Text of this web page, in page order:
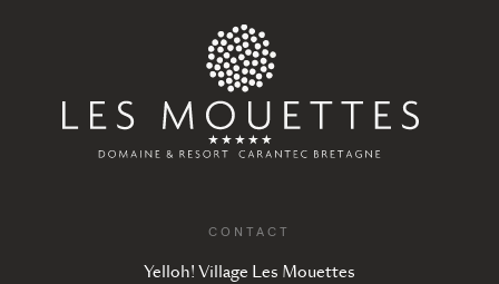
CONTACT
Yelloh! Village Les Mouettes